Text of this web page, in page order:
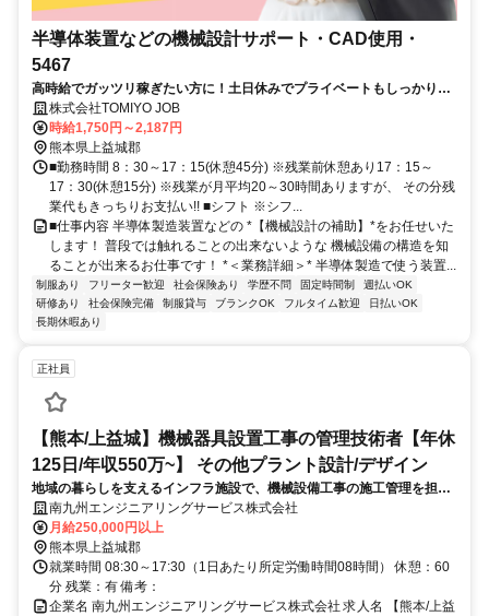
半導体装置などの機械設計サポート・CAD使用・
5467
高時給でガッツリ稼ぎたい方に！土日休みでプライベートもしっかり充
実✨株式会社TOMIYO JOB
時給1,750円～2,187円
熊本県上益城郡
■勤務時間 8：30～17：15(休憩45分) ※残業前休憩あり17：15～
17：30(休憩15分) ※残業が月平均20～30時間ありますが、 その分残
業代もきっちりお支払い!! ■シフト ※シフ...
■仕事内容 半導体製造装置などの *【機械設計の補助】*をお任せいた
します！ 普段では触れることの出来ないような 機械設備の構造を知
ることが出来るお仕事です！ *＜業務詳細＞* 半導体製造で使う装置...
制服あり フリーター歓迎 社会保険あり 学歴不問 固定時間制
週払いOK
研修あり
社会保険完備 制服貸与 ブランクOK フルタイム歓迎
日払いOK
長期休暇あり
正社員
【熊本/上益城】機械器具設置工事の管理技術者【年休
125日/年収550万~】 その他プラント設計/デザイン
地域の暮らしを支えるインフラ施設で、機械設備工事の施工管理を担当
します。社会に欠かせない設備をつくり上げる仕事であり、技術力を磨
きながら“地域の安全と安心”を守るやりがいを実感できます。
南九州エンジニアリングサービス株式会社
月給250,000円以上
熊本県上益城郡
就業時間 08:30～17:30（1日あたり所定労働時間08時間） 休憩：60
分 残業：有 備考：
企業名 南九州エンジニアリングサービス株式会社 求人名 【熊本/上益